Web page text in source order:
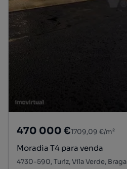
470 000 €1709,09 €/m²
Moradia T4 para venda
4730-590, Turiz, Vila Verde, Braga